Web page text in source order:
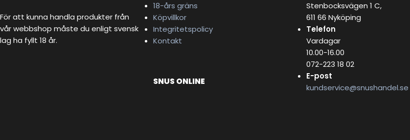
För att kunna handla produkter från
vår webbshop måste du enligt svensk
lag ha fyllt 18 år.
18-års gräns
Köpvillkor
Integritetspolicy
Kontakt
SNUS ONLINE
Stenbocksvägen 1 C,
611 66 Nyköping
Telefon
Vardagar
10.00-16.00
072-223 18 02
E-post
kundservice@snushandel.se